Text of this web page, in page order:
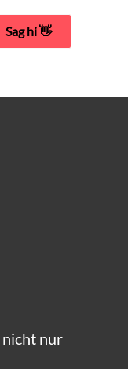
Sag hi 👋
nicht nur